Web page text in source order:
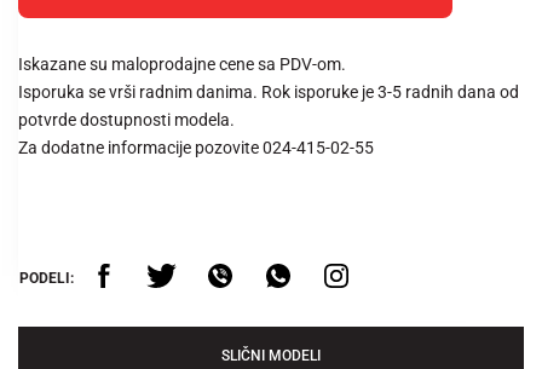
Iskazane su maloprodajne cene sa PDV-om.
Isporuka se vrši radnim danima. Rok isporuke je 3-5 radnih dana od
potvrde dostupnosti modela.
Za dodatne informacije pozovite 024-415-02-55
PODELI:
SLIČNI MODELI